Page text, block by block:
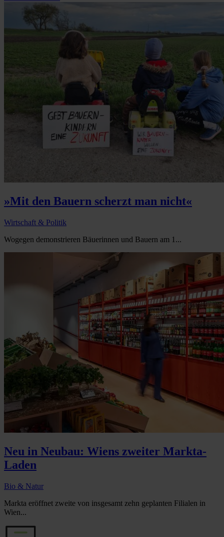
»Mit den Bauern scherzt man nicht«
Wirtschaft & Politik
Wogegen demonstrieren Bäuerinnen und Bauern am 1...
Neu in Neubau: Wiens zweiter Markta-
Laden
Bio & Natur
Markta eröffnet zweite von insgesamt zehn geplanten Filialen in
Wien...